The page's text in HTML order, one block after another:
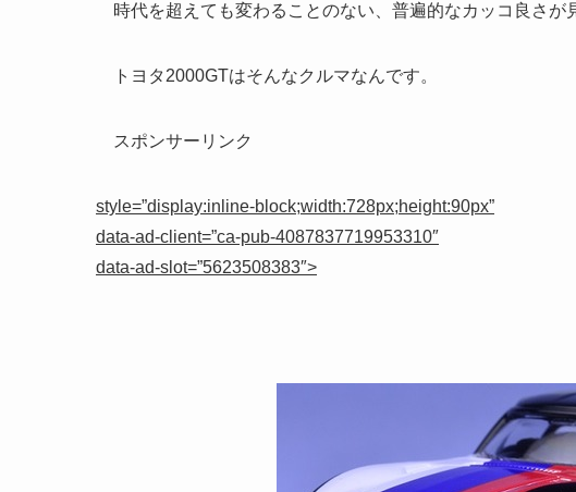
時代を超えても変わることのない、普遍的なカッコ良さが
トヨタ2000GTはそんなクルマなんです。
スポンサーリンク
style=”display:inline-block;width:728px;height:90px”
data-ad-client=”ca-pub-4087837719953310″
data-ad-slot=”5623508383″>